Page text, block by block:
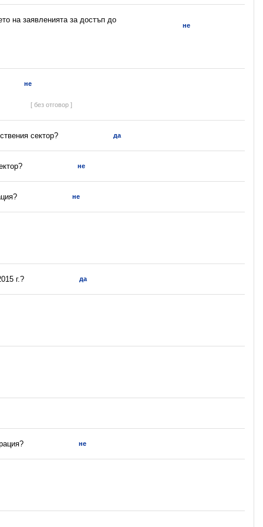
на заявленията за достъп до
не
не
[ без отговор ]
сектор? да
не
не
г.? да
не